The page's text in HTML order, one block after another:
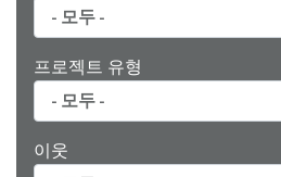
프로젝트 유형
이웃